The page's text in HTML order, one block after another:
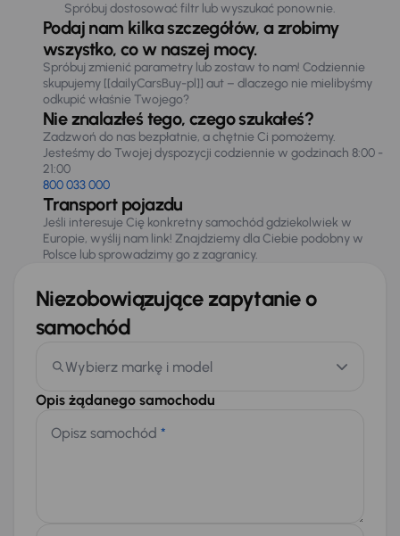
Spróbuj dostosować filtr lub wyszukać ponownie.
Podaj nam kilka szczegółów, a zrobimy
wszystko, co w naszej mocy.
Spróbuj zmienić parametry lub zostaw to nam! Codziennie
skupujemy [[dailyCarsBuy-pl]] aut – dlaczego nie mielibyśmy
odkupić właśnie Twojego?
Nie znalazłeś tego, czego szukałeś?
Zadzwoń do nas bezpłatnie, a chętnie Ci pomożemy.
Jesteśmy do Twojej dyspozycji codziennie w godzinach 8:00 -
21:00
800 033 000
Transport pojazdu
Jeśli interesuje Cię konkretny samochód gdziekolwiek w
Europie, wyślij nam link! Znajdziemy dla Ciebie podobny w
Polsce lub sprowadzimy go z zagranicy.
Niezobowiązujące zapytanie o
samochód
Wybierz markę i model
Opis żądanego samochodu
Opisz samochód *